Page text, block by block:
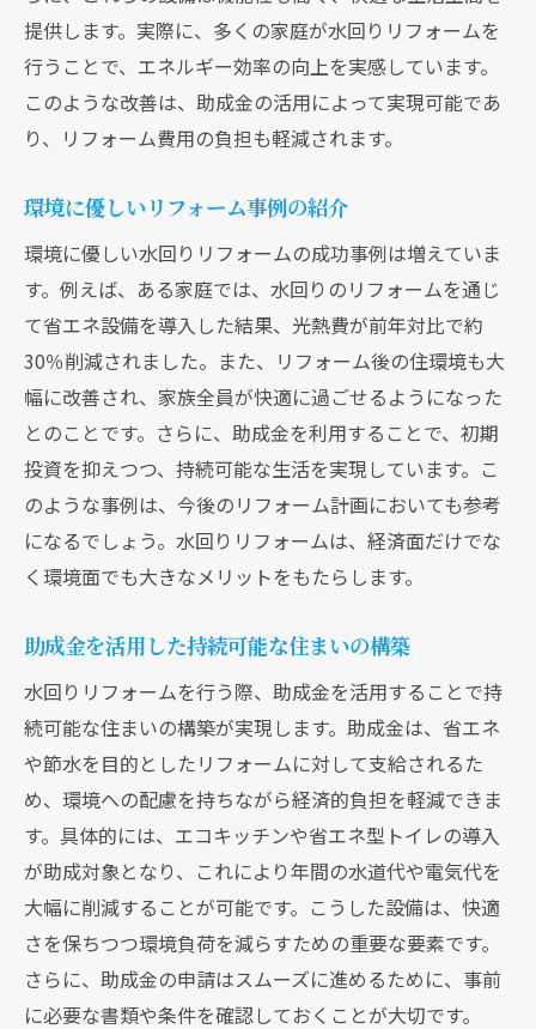
提供します。実際に、多くの家庭が水回りリフォームを
行うことで、エネルギー効率の向上を実感しています。
このような改善は、助成金の活用によって実現可能であ
り、リフォーム費用の負担も軽減されます。
環境に優しいリフォーム事例の紹介
環境に優しい水回りリフォームの成功事例は増えていま
す。例えば、ある家庭では、水回りのリフォームを通じ
て省エネ設備を導入した結果、光熱費が前年対比で約
30％削減されました。また、リフォーム後の住環境も大
幅に改善され、家族全員が快適に過ごせるようになった
とのことです。さらに、助成金を利用することで、初期
投資を抑えつつ、持続可能な生活を実現しています。こ
のような事例は、今後のリフォーム計画においても参考
になるでしょう。水回りリフォームは、経済面だけでな
く環境面でも大きなメリットをもたらします。
助成金を活用した持続可能な住まいの構築
水回りリフォームを行う際、助成金を活用することで持
続可能な住まいの構築が実現します。助成金は、省エネ
や節水を目的としたリフォームに対して支給されるた
め、環境への配慮を持ちながら経済的負担を軽減できま
す。具体的には、エコキッチンや省エネ型トイレの導入
が助成対象となり、これにより年間の水道代や電気代を
大幅に削減することが可能です。こうした設備は、快適
さを保ちつつ環境負荷を減らすための重要な要素です。
さらに、助成金の申請はスムーズに進めるために、事前
に必要な書類や条件を確認しておくことが大切です。
クリックでチラシのページにジャンプします
クリックでチラシのページにジャンプします